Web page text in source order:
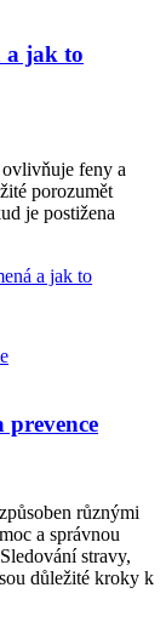
a jak to
feny a
porozumět
je postižena
a jak to
prevence
různými
a správnou
stravy,
důležité kroky k